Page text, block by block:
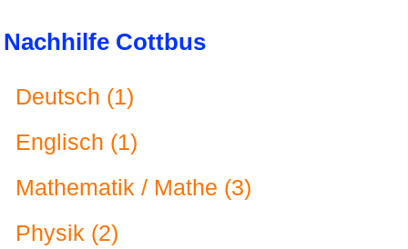
Nachhilfe Cottbus
Deutsch (1)
Englisch (1)
Mathematik / Mathe (3)
Physik (2)